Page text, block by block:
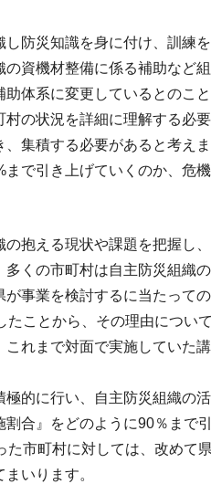
防災知識を身に付け、訓練
資機材整備に係る補助など
体系に変更しているとのこと
の状況を詳細に理解する必
集積する必要があると考え
で引き上げていくのか、危
抱える現状や課題を把握し
くの市町村は自主防災組織
事業を検討するに当たっての
ことから、その理由につい
れまで対面で実施していた
的に行い、自主防災組織の
合』をどのように90％まで
市町村に対しては、改めて
いります。